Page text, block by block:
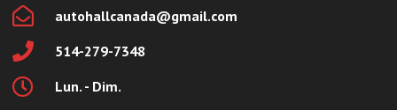
autohallcanada@gmail.com
514-279-7348
Lun. - Dim.